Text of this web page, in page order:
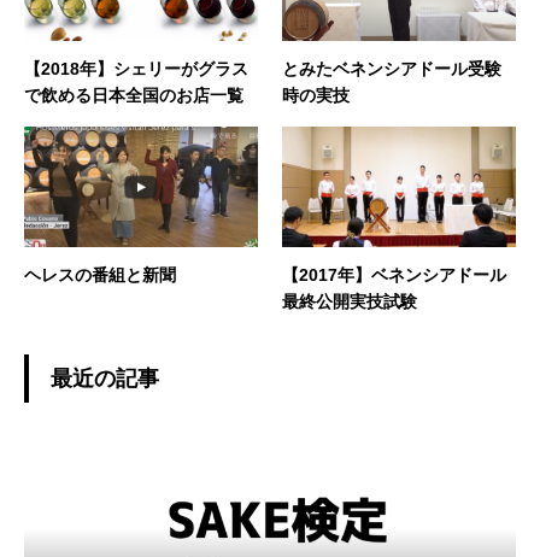
【2018年】シェリーがグラス
で飲める日本全国のお店一覧
とみたベネンシアドール受験
時の実技
ヘレスの番組と新聞
【2017年】ベネンシアドール
最終公開実技試験
最近の記事